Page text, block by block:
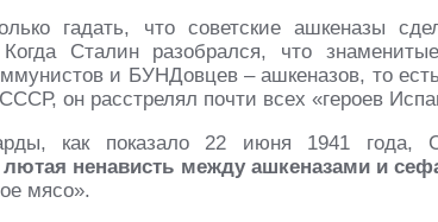
гадать, что советские ашкеназы
Сталин разобрался, что
и БУНДовцев – ашкеназов, то
он расстрелял почти всех «героев
как показало 22 июня 1941 года,
лютая ненависть между ашкеназами и
мясо».